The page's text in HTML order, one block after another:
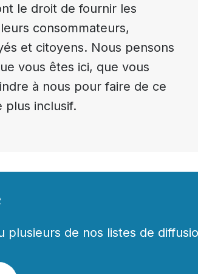
le droit de fournir les
consommateurs,
et citoyens. Nous pensons
vous êtes ici, que vous
à nous pour faire de ce
plus inclusif.
plusieurs de nos listes de